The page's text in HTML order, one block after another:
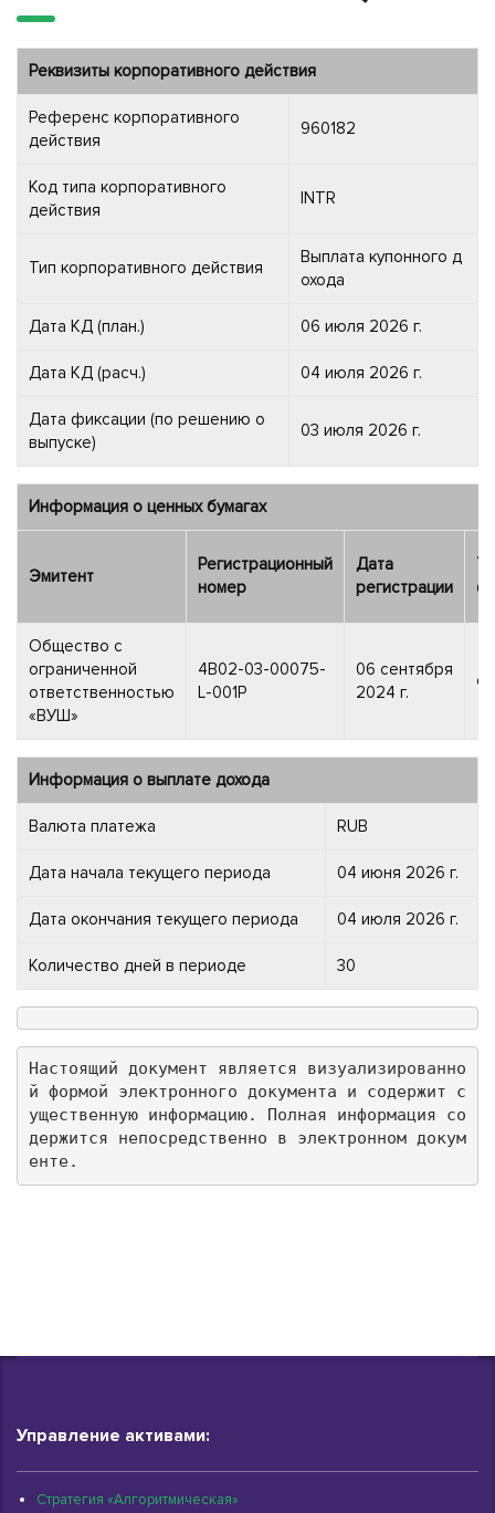
Реквизиты корпоративного действия
Референс корпоративного
действия
960182
Код типа корпоративного
действия
INTR
Тип корпоративного действия
Выплата купонного д
охода
Дата КД (план.) 06 июля 2026 г.
Дата КД (расч.) 04 июля 2026 г.
Дата фиксации (по решению о
выпуске)
03 июля 2026 г.
Информация о ценных бумагах
Эмитент
Регистрационный
номер
Дата
регистрации
Общество с
ограниченной
ответственностью
«ВУШ»
4B02-03-00075-
L-001P
06 сентября
2024 г.
Информация о выплате дохода
Валюта платежа RUB
Дата начала текущего периода 04 июня 2026 г.
Дата окончания текущего периода 04 июля 2026 г.
Количество дней в периоде 30
Настоящий документ является визуализированно
й формой электронного документа и содержит с
ущественную информацию. Полная информация со
держится непосредственно в электронном докум
енте.
Управление активами:
Стратегия «Алгоритмическая»